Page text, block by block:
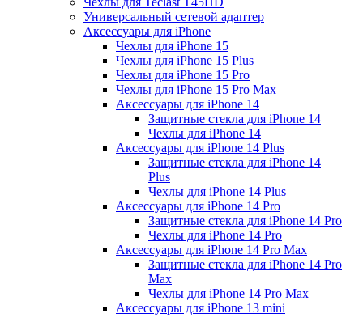
Универсальный сетевой адаптер
Аксессуары для iPhone
Чехлы для iPhone 15
Чехлы для iPhone 15 Plus
Чехлы для iPhone 15 Pro
Чехлы для iPhone 15 Pro Max
Аксессуары для iPhone 14
Защитные стекла для iPhone 14
Чехлы для iPhone 14
Аксессуары для iPhone 14 Plus
Защитные стекла для iPhone 14
Plus
Чехлы для iPhone 14 Plus
Аксессуары для iPhone 14 Pro
Защитные стекла для iPhone 14 Pro
Чехлы для iPhone 14 Pro
Аксессуары для iPhone 14 Pro Max
Защитные стекла для iPhone 14 Pro
Max
Чехлы для iPhone 14 Pro Max
Аксессуары для iPhone 13 mini